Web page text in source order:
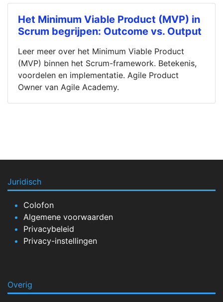
Het Minimum Viable Product (MVP) in
Scrum begrijpen: Outcome vs. Output
Leer meer over het Minimum Viable Product
(MVP) binnen het Scrum-framework. Betekenis,
voordelen en implementatie. Agile Product
Owner van Agile Academy.
Juridisch
Colofon
Algemene voorwaarden
Privacybeleid
Privacy-instellingen
Overig